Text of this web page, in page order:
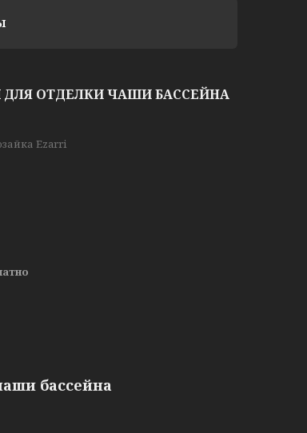
ДЛЯ ОТДЕЛКИ ЧАШИ БАССЕЙНА
Ezarri
бассейна